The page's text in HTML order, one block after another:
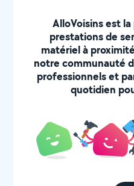
AlloVoisins est
prestations de
matériel à
notre communauté
professionnels et
quotidien